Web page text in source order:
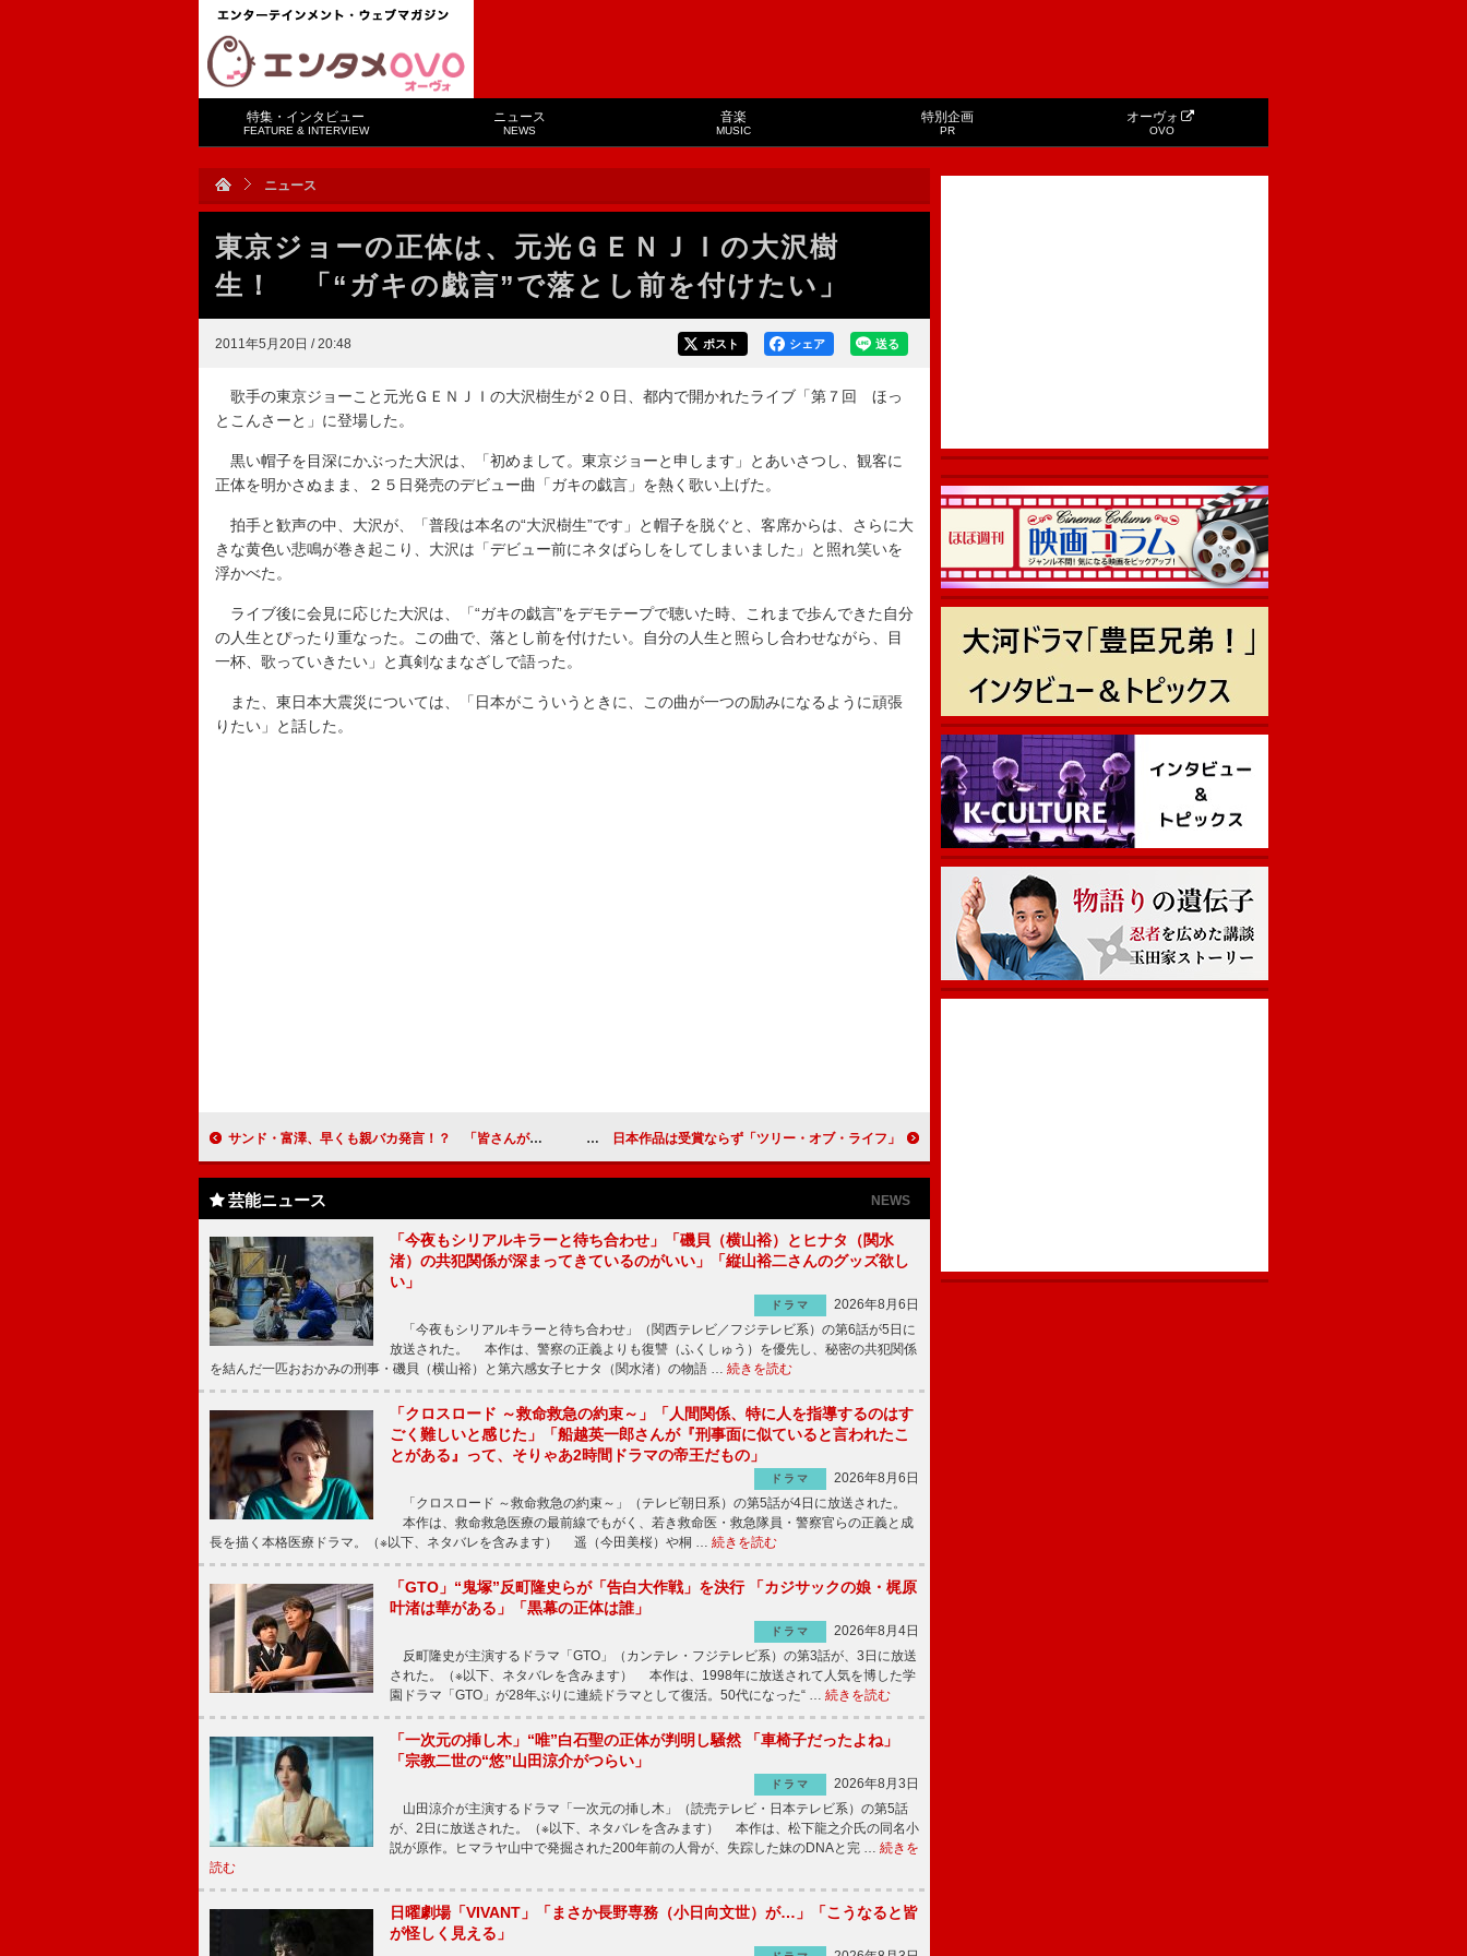
特集・インタビュー
FEATURE & INTERVIEW
ニュース
NEWS
音楽
MUSIC
特別企画
PR
オーヴォ
OVO
ニュース
東京ジョーの正体は、元光ＧＥＮＪＩの大沢樹
生！ 「“ガキの戯言”で落とし前を付けたい」
2011年5月20日 / 20:48 送る
シェア
ポスト
歌手の東京ジョーこと元光ＧＥＮＪＩの大沢樹生が２０日、都内で開かれたライブ「第７回 ほっ
とこんさーと」に登場した。
黒い帽子を目深にかぶった大沢は、「初めまして。東京ジョーと申します」とあいさつし、観客に
正体を明かさぬまま、２５日発売のデビュー曲「ガキの戯言」を熱く歌い上げた。
拍手と歓声の中、大沢が、「普段は本名の“大沢樹生”です」と帽子を脱ぐと、客席からは、さらに大
きな黄色い悲鳴が巻き起こり、大沢は「デビュー前にネタばらしをしてしまいました」と照れ笑いを
浮かべた。
ライブ後に会見に応じた大沢は、「“ガキの戯言”をデモテープで聴いた時、これまで歩んできた自分
の人生とぴったり重なった。この曲で、落とし前を付けたい。自分の人生と照らし合わせながら、目
一杯、歌っていきたい」と真剣なまなざしで語った。
また、東日本大震災については、「日本がこういうときに、この曲が一つの励みになるように頑張
りたい」と話した。
サンド・富澤、早くも親バカ発言！？ 「皆さんが思っている以上にかわいい」 「ツリー・オブ・ライフ」がカンヌ最高賞受賞 日本作品は受賞ならず
芸能ニュース NEWS
「今夜もシリアルキラーと待ち合わせ」「磯貝（横山裕）とヒナタ（関水
渚）の共犯関係が深まってきているのがいい」「縦山裕二さんのグッズ欲し
い」
ドラマ
2026年8月6日
「今夜もシリアルキラーと待ち合わせ」（関西テレビ／フジテレビ系）の第6話が5日に
放送された。 本作は、警察の正義よりも復讐（ふくしゅう）を優先し、秘密の共犯関係
を結んだ一匹おおかみの刑事・磯貝（横山裕）と第六感女子ヒナタ（関水渚）の物語 … 続きを読む
「クロスロード ～救命救急の約束～」「人間関係、特に人を指導するのはす
ごく難しいと感じた」「船越英一郎さんが『刑事面に似ていると言われたこ
とがある』って、そりゃあ2時間ドラマの帝王だもの」
ドラマ
2026年8月6日
「クロスロード ～救命救急の約束～」（テレビ朝日系）の第5話が4日に放送された。
本作は、救命救急医療の最前線でもがく、若き救命医・救急隊員・警察官らの正義と成
長を描く本格医療ドラマ。（※以下、ネタバレを含みます） 遥（今田美桜）や桐 … 続きを読む
「GTO」“鬼塚”反町隆史らが「告白大作戦」を決行 「カジサックの娘・梶原
叶渚は華がある」「黒幕の正体は誰」
ドラマ
2026年8月4日
反町隆史が主演するドラマ「GTO」（カンテレ・フジテレビ系）の第3話が、3日に放送
された。（※以下、ネタバレを含みます） 本作は、1998年に放送されて人気を博した学
園ドラマ「GTO」が28年ぶりに連続ドラマとして復活。50代になった“ … 続きを読む
「一次元の挿し木」“唯”白石聖の正体が判明し騒然 「車椅子だったよね」
「宗教二世の“悠”山田涼介がつらい」
ドラマ
2026年8月3日
山田涼介が主演するドラマ「一次元の挿し木」（読売テレビ・日本テレビ系）の第5話
が、2日に放送された。（※以下、ネタバレを含みます） 本作は、松下龍之介氏の同名小
説が原作。ヒマラヤ山中で発掘された200年前の人骨が、失踪した妹のDNAと完 … 続きを
読む
日曜劇場「VIVANT」「まさか長野専務（小日向文世）が…」「こうなると皆
が怪しく見える」